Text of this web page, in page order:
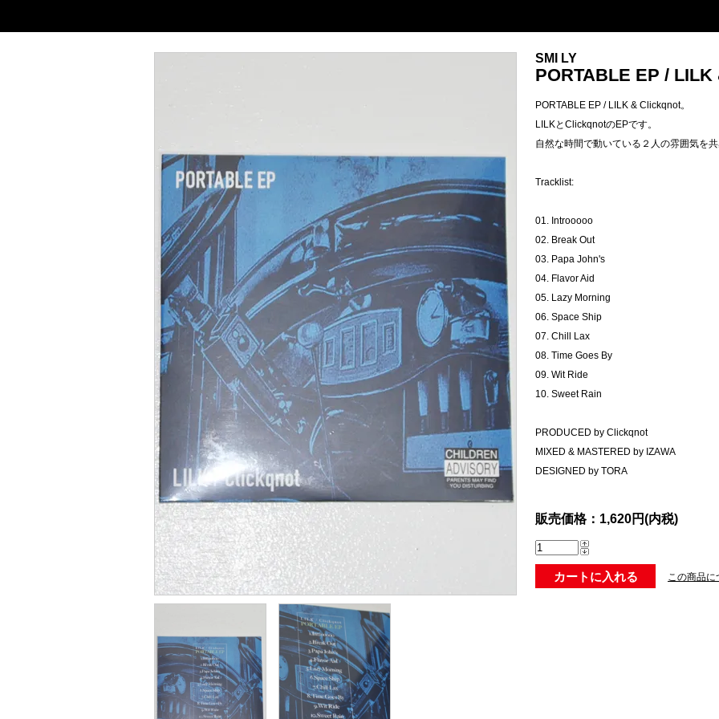
SMI LY
PORTABLE EP /
PORTABLE EP / LILK & Clickqnot。
LILKとClickqnotのEPです。
自然な時間で動いている２人の雰囲気を共
Tracklist:
01. Introoooo
02. Break Out
03. Papa John's
04. Flavor Aid
05. Lazy Morning
06. Space Ship
07. Chill Lax
08. Time Goes By
09. Wit Ride
10. Sweet Rain
PRODUCED by Clickqnot
MIXED & MASTERED by IZAWA
DESIGNED by TORA
販売価格：1,620円(内税)
この商品